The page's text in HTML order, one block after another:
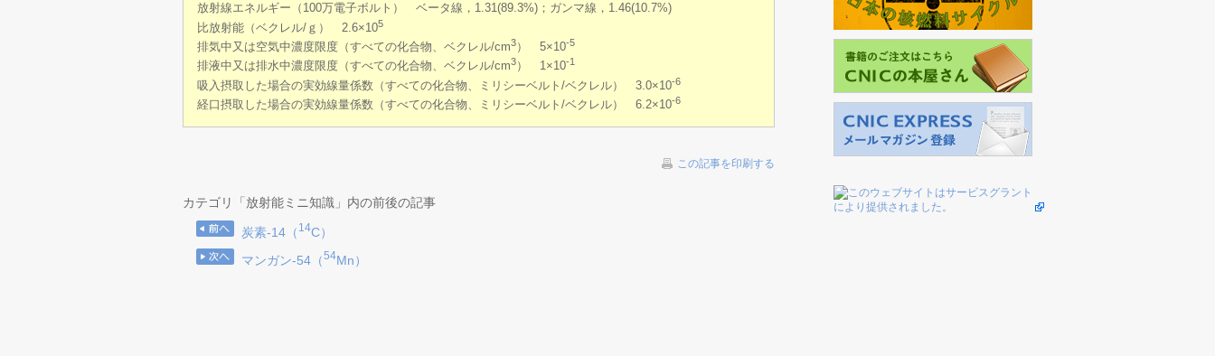
放射線エネルギー（100万電子ボルト） ベータ線，1.31(89.3%)；ガンマ線，1.46(10.7%)
比放射能（ベクレル/ｇ） 2.6×105
排気中又は空気中濃度限度（すべての化合物、ベクレル/cm3） 5×10-5
排液中又は排水中濃度限度（すべての化合物、ベクレル/cm3） 1×10-1
吸入摂取した場合の実効線量係数（すべての化合物、ミリシーベルト/ベクレル） 3.0×10-6
経口摂取した場合の実効線量係数（すべての化合物、ミリシーベルト/ベクレル） 6.2×10-6
この記事を印刷する
カテゴリ「放射能ミニ知識」内の前後の記事
炭素-14（ 14C）
マンガン-54（54Mn）